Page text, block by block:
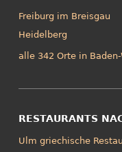
Freiburg im Breisgau
Heidelberg
alle 342 Orte in
RESTAURANTS
Ulm griechische